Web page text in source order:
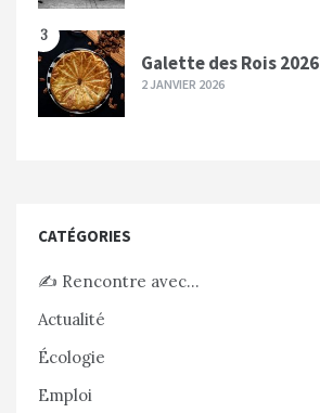
3
Galette des Rois 2026
2 JANVIER 2026
CATÉGORIES
✍️ Rencontre avec…
Actualité
Écologie
Emploi